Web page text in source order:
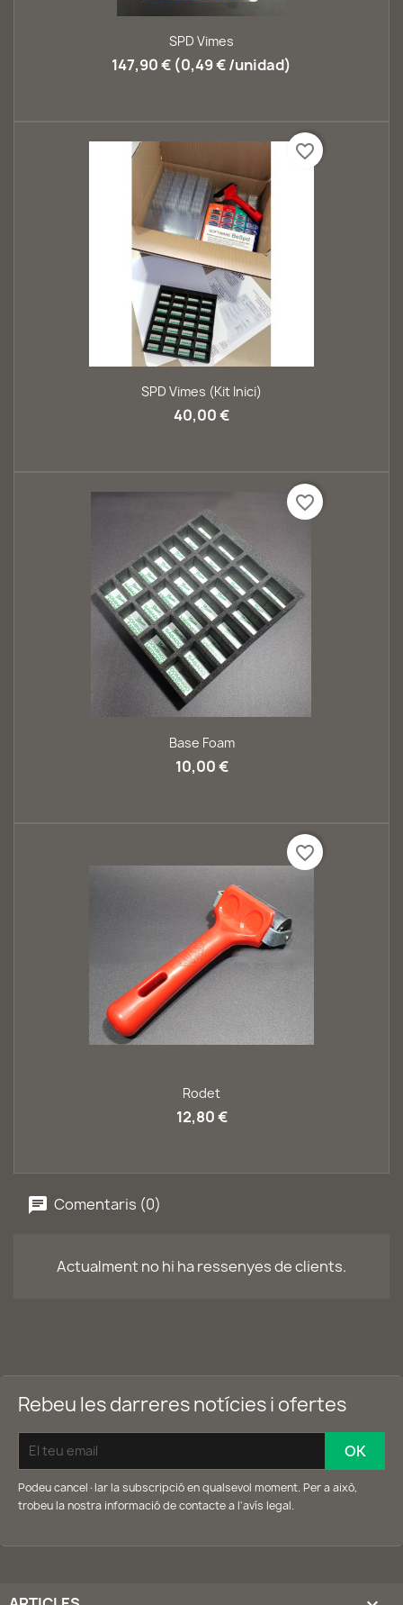
SPD Vimes
147,90 € (0,49 € /unidad)
SPD Vimes (Kit Inici)
40,00 €
favorite_border
Base Foam
10,00 €
favorite_border
Rodet
12,80 €
favorite_border
Comentaris (0)
Actualment no hi ha ressenyes de clients.
Rebeu les darreres notícies i ofertes
Podeu cancel·lar la subscripció en qualsevol moment. Per a això,
trobeu la nostra informació de contacte a l'avís legal.